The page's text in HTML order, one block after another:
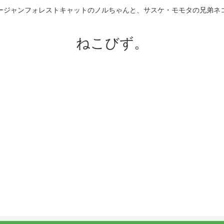
ジャンフォレストキャットのノルちゃんと、サスケ・モモタの兄弟ネ
ねこびず。